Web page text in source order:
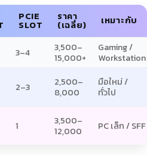
PCIE
SLOT
ราคา
(เฉลี่ย) เหมาะกับ
3–4
3,500–
15,000+
Gaming /
Workstation
2–3
2,500–
8,000
มือใหม่ /
ทั่วไป
1
3,500–
12,000
PC เล็ก / SFF